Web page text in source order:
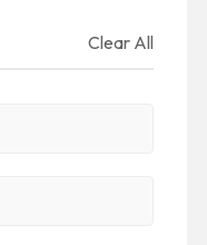
Clear All